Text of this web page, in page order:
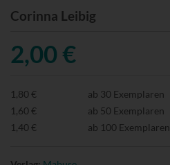
Corinna Leibig
2,00 €
1,80 € ab 30 Exemplaren
1,60 €
ab 50 Exemplaren
1,40 €
ab 100 Exemplaren